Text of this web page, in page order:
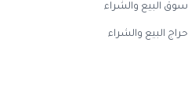
سوق البيع والشراء
حراج البيع والشراء